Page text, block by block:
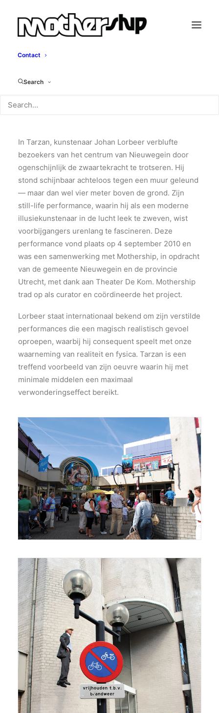
Contact
Search
Tarzan
Johan Lorbeer, 2010
In Tarzan, kunstenaar Johan Lorbeer verblufte
bezoekers van het centrum van Nieuwegein door
ogenschijnlijk de zwaartekracht te trotseren. Hij
stond schijnbaar achteloos tegen een muur geleund
— maar dan wel vier meter boven de grond. Zijn
still-life performance, waarin hij als een moderne
illusiekunstenaar in de lucht leek te zweven, wist
voorbijgangers urenlang te fascineren. Deze
performance vond plaats op 4 september 2010 en
was een samenwerking met Mothership, in opdracht
van de gemeente Nieuwegein en de provincie
Utrecht, met dank aan Theater De Kom​. Mothership
trad op als curator en coördineerde het project.
Lorbeer staat internationaal bekend om zijn verstilde
performances die een magisch realistisch gevoel
oproepen, waarbij hij consequent speelt met onze
waarneming van realiteit en fysica. Tarzan is een
treffend voorbeeld van zijn oeuvre waarin hij met
minimale middelen een maximaal
verwonderingseffect bereikt.